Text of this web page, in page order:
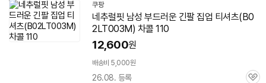
치
쿠팡
네추럴핏 남성 부드러운 긴팔 집업 티셔츠(B0
2LT003M) 차콜 110
12,600원
배송비 5,000원
26.08. 등록